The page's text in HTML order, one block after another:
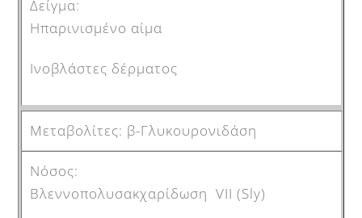
Ηπαρινισμένο αίμα
Ινοβλάστες δέρματος
β-Γλυκουρονιδάση
Βλεννοπολυσακχαρίδωση VII (Sly)